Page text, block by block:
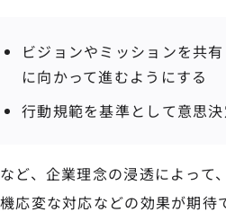
ビジョンやミッションを共
に向かって進むようにする
行動規範を基準として意思
など、企業理念の浸透によって
機応変な対応などの効果が期待